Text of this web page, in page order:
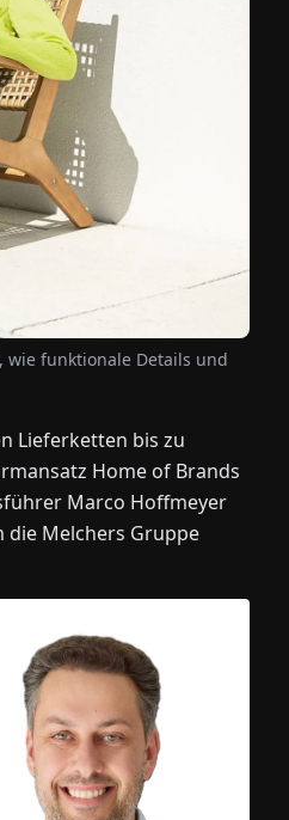
wie funktionale Details und
Lieferketten bis zu
Home of Brands
Marco Hoffmeyer
die Melchers Gruppe